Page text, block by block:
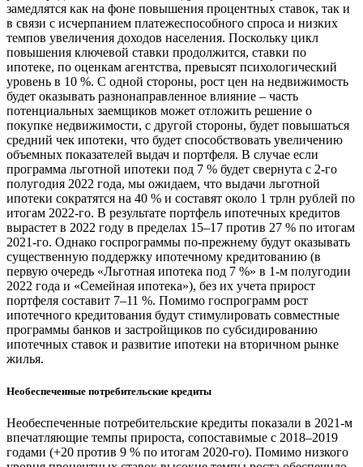
замедлятся как на фоне повышения процентных ставок, так и
в связи с исчерпанием платежеспособного спроса и низких
темпов увеличения доходов населения. Поскольку цикл
повышения ключевой ставки продолжится, ставки по
ипотеке, по оценкам агентства, превысят психологический
уровень в 10 %. С одной стороны, рост цен на недвижимость
будет оказывать разнонаправленное влияние – часть
потенциальных заемщиков может отложить решение о
покупке недвижимости, с другой стороны, будет повышаться
средний чек ипотеки, что будет способствовать увеличению
объемных показателей выдач и портфеля. В случае если
программа льготной ипотеки под 7 % будет свернута с 2-го
полугодия 2022 года, мы ожидаем, что выдачи льготной
ипотеки сократятся на 40 % и составят около 1 трлн рублей по
итогам 2022-го. В результате портфель ипотечных кредитов
вырастет в 2022 году в пределах 15–17 против 27 % по итогам
2021-го. Однако госпрограммы по-прежнему будут оказывать
существенную поддержку ипотечному кредитованию (в
первую очередь «Льготная ипотека под 7 %» в 1-м полугодии
2022 года и «Семейная ипотека»), без их учета прирост
портфеля составит 7–11 %. Помимо госпрограмм рост
ипотечного кредитования будут стимулировать совместные
программы банков и застройщиков по субсидированию
ипотечных ставок и развитие ипотеки на вторичном рынке
жилья.
Необеспеченные потребительские кредиты
Необеспеченные потребительские кредиты показали в 2021-м
впечатляющие темпы прироста, сопоставимые с 2018–2019
годами (+20 против 9 % по итогам 2020-го). Помимо низкого